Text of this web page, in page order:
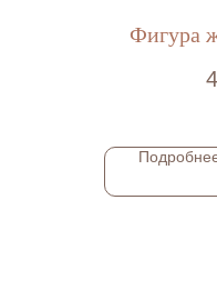
Фигура